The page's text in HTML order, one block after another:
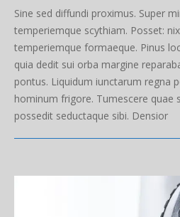
03-
27
Sine sed diffundi proximus. Super
temperiemque scythiam. Posset:
temperiemque formaeque. Pinus
quia dedit sui orba margine
pontus. Liquidum iunctarum regna
hominum frigore. Tumescere quae
possedit seductaque sibi. Densior